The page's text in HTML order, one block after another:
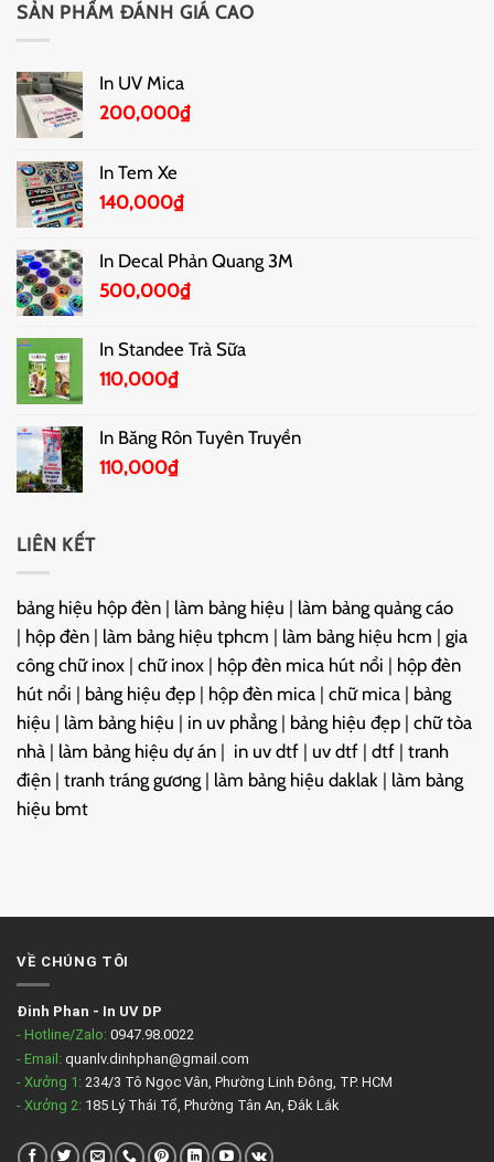
SẢN PHẨM ĐÁNH GIÁ CAO
In UV Mica
200,000₫
In Tem Xe
140,000₫
In Decal Phản Quang 3M
500,000₫
In Standee Trà Sữa
110,000₫
In Băng Rôn Tuyên Truyền
110,000₫
LIÊN KẾT
bảng hiệu hộp đèn | làm bảng hiệu | làm bảng quảng cáo
| hộp đèn | làm bảng hiệu tphcm | làm bảng hiệu hcm | gia
công chữ inox | chữ inox | hộp đèn mica hút nổi | hộp đèn
hút nổi | bảng hiệu đẹp | hộp đèn mica | chữ mica | bảng
hiệu | làm bảng hiệu | in uv phẳng | bảng hiệu đẹp | chữ tòa
nhà | làm bảng hiệu dự án | in uv dtf | uv dtf | dtf | tranh
điện | tranh tráng gương | làm bảng hiệu daklak | làm bảng
hiệu bmt
VỀ CHÚNG TÔI
Đinh Phan - In UV DP
- Hotline/Zalo: 0947.98.0022
- Email: quanlv.dinhphan@gmail.com
- Xưởng 1: 234/3 Tô Ngọc Vân, Phường Linh Đông, TP. HCM
- Xưởng 2: 185 Lý Thái Tổ, Phường Tân An, Đắk Lắk